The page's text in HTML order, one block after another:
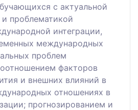
с актуальной
проблематикой
интеграции,
международных
проблем
факторов
и внешних влияний в
отношениях в
прогнозированием и